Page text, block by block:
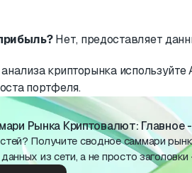
Нет, предоставляет
крипторынка
портфеля.
Рынка Криптовалют: Главное -
Получите сводное саммари
из сети, а не просто заголовки